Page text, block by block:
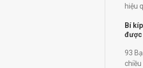
hiệu
Bí
được
93